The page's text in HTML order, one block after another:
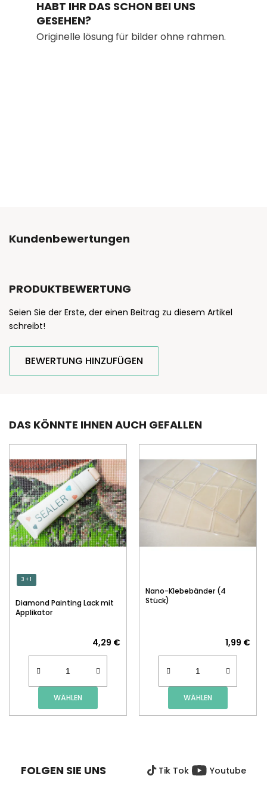
HABT IHR DAS SCHON BEI UNS
GESEHEN?
Originelle lösung für bilder ohne rahmen.
Kundenbewertungen
PRODUKTBEWERTUNG
Seien Sie der Erste, der einen Beitrag zu diesem Artikel
schreibt!
BEWERTUNG HINZUFÜGEN
DAS KÖNNTE IHNEN AUCH GEFALLEN
3 + 1
Diamond Painting Lack mit
Applikator
4,29 €
WÄHLEN
Nano-Klebebänder (4
Stück)
1,99 €
WÄHLEN
FOLGEN SIE UNS Tik Tok Youtube